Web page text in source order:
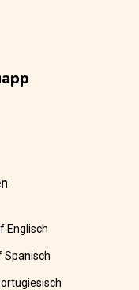
Englisch
Spanisch